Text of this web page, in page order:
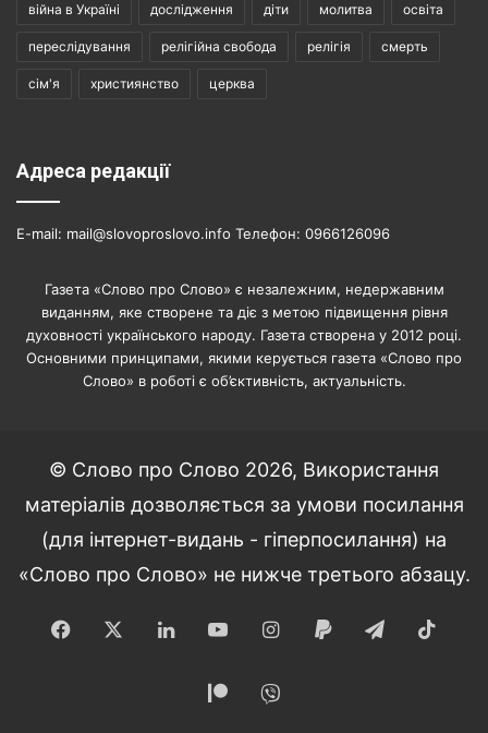
війна в Україні дослідження діти молитва освіта
переслідування релігійна свобода релігія смерть
сім'я християнство церква
Адреса редакції
E-mail: mail@slovoproslovo.info Телефон: 0966126096
Газета «Слово про Слово» є незалежним, недержавним
виданням, яке створене та діє з метою підвищення рівня
духовності українського народу. Газета створена у 2012 році.
Основними принципами, якими керується газета «Слово про
Слово» в роботі є об’єктивність, актуальність.
© Слово про Слово 2026, Використання
матеріалів дозволяється за умови посилання
(для інтернет-видань - гіперпосилання) на
«Слово про Слово» не нижче третього абзацу.
Facebook LinkedInYouTubeInstagram
Paypal Telegram
Patreon